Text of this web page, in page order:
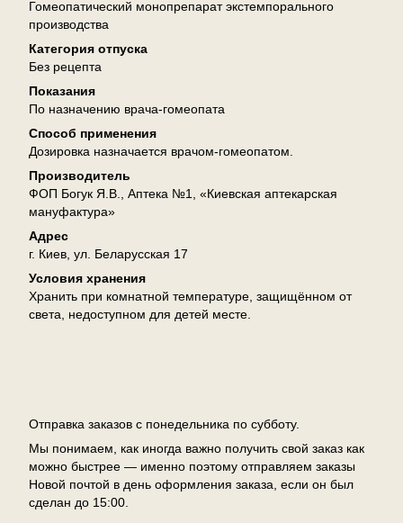
Гомеопатический монопрепарат экстемпорального
производства
Категория отпуска
Без рецепта
Показания
По назначению врача-гомеопата
Способ применения
Дозировка назначается врачом-гомеопатом.
Производитель
ФОП Богук Я.В., Аптека №1, «Киевская аптекарская
мануфактура»
Адрес
г. Киев, ул. Беларусская 17
Условия хранения
Хранить при комнатной температуре, защищённом от
света, недоступном для детей месте.
Отправка заказов с понедельника по субботу.
Мы понимаем, как иногда важно получить свой заказ как
можно быстрее — именно поэтому отправляем заказы
Новой почтой в день оформления заказа, если он был
сделан до 15:00.